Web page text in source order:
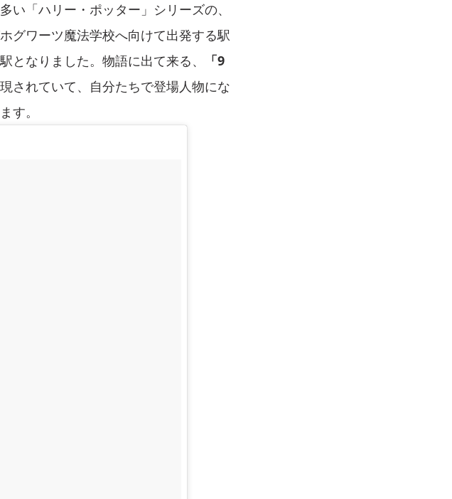
い「ハリー・ポッター」シリーズの、
グワーツ魔法学校へ向けて出発する駅
となりました。物語に出て来る、
「9
されていて、自分たちで登場人物にな
す。